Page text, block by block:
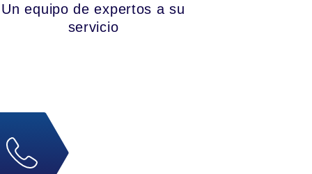
Un equipo de expertos a su
servicio